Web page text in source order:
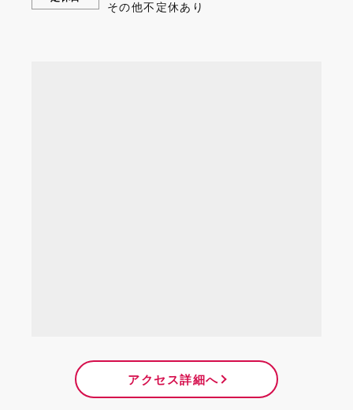
その他不定休あり
アクセス詳細へ